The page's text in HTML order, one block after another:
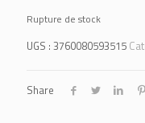
Rupture de stock
UGS : 3760080593515
Share